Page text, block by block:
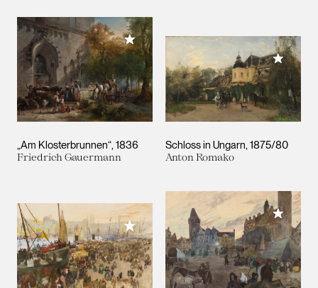
„Am Klosterbrunnen“ 1836
Friedrich Gauermann
Meiner Sammlung hinzufügen
Schloss in Ungarn 1875/80
Anton Romako
Meiner
Meiner Sammlung hinzufügen
Meiner